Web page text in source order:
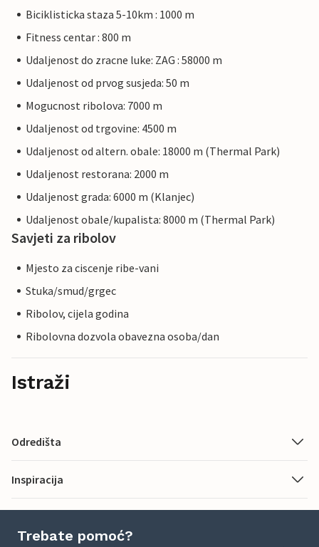
Biciklisticka staza 5-10km : 1000 m
Fitness centar : 800 m
Udaljenost do zracne luke: ZAG : 58000 m
Udaljenost od prvog susjeda: 50 m
Mogucnost ribolova: 7000 m
Udaljenost od trgovine: 4500 m
Udaljenost od altern. obale: 18000 m (Thermal Park)
Udaljenost restorana: 2000 m
Udaljenost grada: 6000 m (Klanjec)
Udaljenost obale/kupalista: 8000 m (Thermal Park)
Savjeti za ribolov
Mjesto za ciscenje ribe-vani
Stuka/smud/grgec
Ribolov, cijela godina
Ribolovna dozvola obavezna osoba/dan
Istraži
Odredišta
Inspiracija
Trebate pomoć?